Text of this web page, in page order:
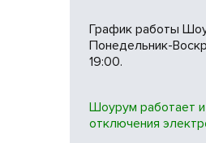
График работы
Понедельник-
19:00.
Шоурум работает
отключения